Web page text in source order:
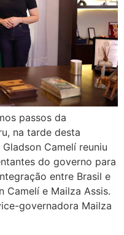
passos da
na tarde desta
Camelí reuniu
do governo para
entre Brasil e
Camelí e Mailza Assis.
governadora Mailza